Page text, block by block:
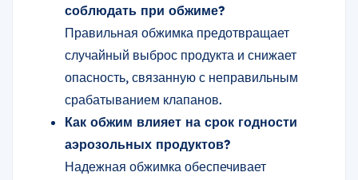
соблюдать при обжиме?
Правильная обжимка предотвращает
случайный выброс продукта и снижает
опасность, связанную с неправильным
срабатыванием клапанов.
Как обжим влияет на срок годности
аэрозольных продуктов?
Надежная обжимка обеспечивает